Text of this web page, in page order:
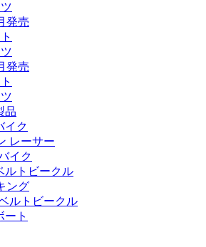
発売
発売
品
イク
レーサー
イク
ルトビークル
ング
ルトビークル
ート